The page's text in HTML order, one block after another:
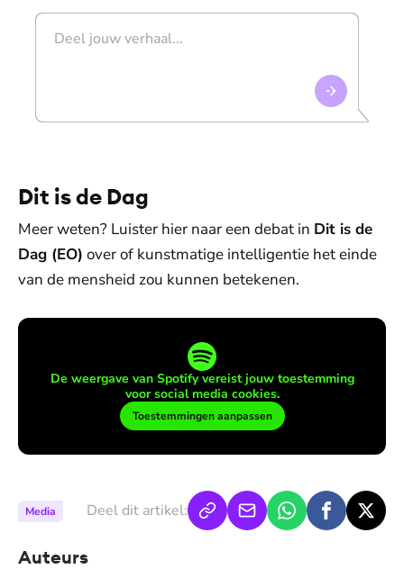
Dit is de Dag
Meer weten? Luister hier naar een debat in Dit is de
Dag (EO) over of kunstmatige intelligentie het einde
van de mensheid zou kunnen betekenen.
De weergave van Spotify vereist jouw toestemming
voor social media cookies.
Toestemmingen aanpassen
Media Deel dit artikel:
Auteurs